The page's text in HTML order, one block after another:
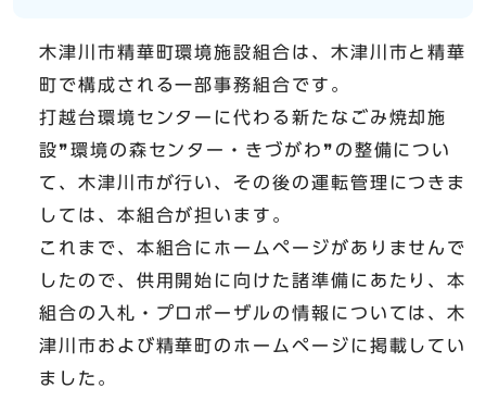
木津川市精華町環境施設組合は、木津川市と精華
町で構成される一部事務組合です。
打越台環境センターに代わる新たなごみ焼却施
設❞環境の森センター・きづがわ❞の整備につい
て、木津川市が行い、その後の運転管理につきま
しては、本組合が担います。
これまで、本組合にホームページがありませんで
したので、供用開始に向けた諸準備にあたり、本
組合の入札・プロポーザルの情報については、木
津川市および精華町のホームページに掲載してい
ました。